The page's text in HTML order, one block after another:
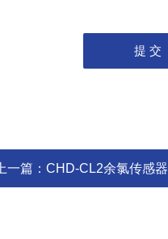
上一篇： CHD-CL2余氯传感